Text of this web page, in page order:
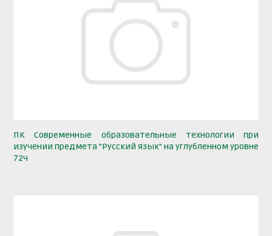
ПК Современные образовательные технологии при
изучении предмета "Русский язык" на углубленном уровне
72ч